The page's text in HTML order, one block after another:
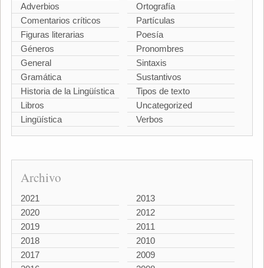
Adverbios
Comentarios críticos
Figuras literarias
Géneros
General
Gramática
Historia de la Lingüística
Libros
Lingüística
Ortografía
Partículas
Poesía
Pronombres
Sintaxis
Sustantivos
Tipos de texto
Uncategorized
Verbos
Archivo
2021
2020
2019
2018
2017
2013
2012
2011
2010
2009